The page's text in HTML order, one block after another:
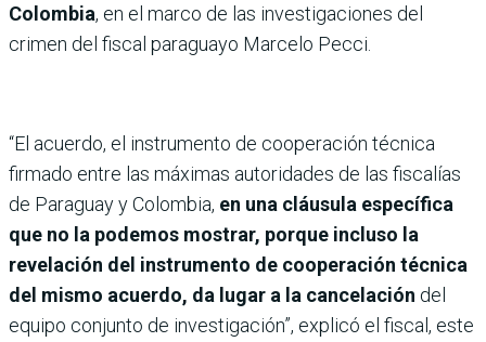
Colombia, en el marco de las investigaciones del
crimen del fiscal paraguayo Marcelo Pecci.
“El acuerdo, el instrumento de cooperación técnica
firmado entre las máximas autoridades de las fiscalías
de Paraguay y Colombia, en una cláusula específica
que no la podemos mostrar, porque incluso la
revelación del instrumento de cooperación técnica
del mismo acuerdo, da lugar a la cancelación del
equipo conjunto de investigación”, explicó el fiscal, este